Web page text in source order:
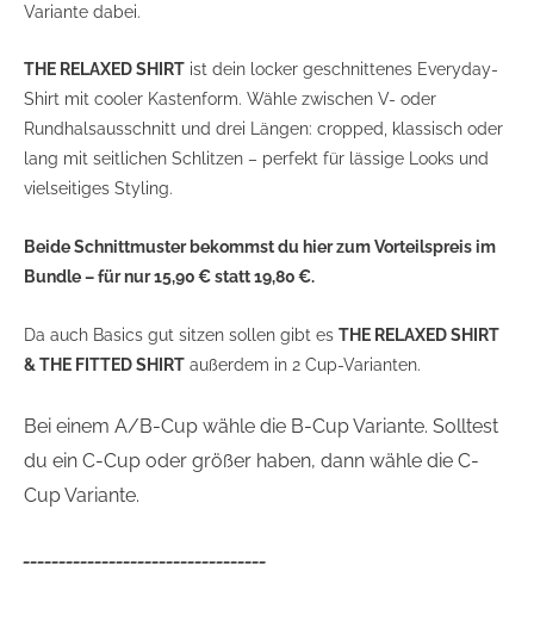
Variante dabei.
THE RELAXED SHIRT ist dein locker geschnittenes Everyday-
Shirt mit cooler Kastenform. Wähle zwischen V- oder
Rundhalsausschnitt und drei Längen: cropped, klassisch oder
lang mit seitlichen Schlitzen – perfekt für lässige Looks und
vielseitiges Styling.
Beide Schnittmuster bekommst du hier zum Vorteilspreis im
Bundle – für nur 15,90 € statt 19,80 €.
Da auch Basics gut sitzen sollen gibt es THE RELAXED SHIRT
& THE FITTED SHIRT außerdem in 2 Cup-Varianten.
Bei einem A/B-Cup wähle die B-Cup Variante. Solltest
du ein C-Cup oder größer haben, dann wähle die C-
Cup Variante.